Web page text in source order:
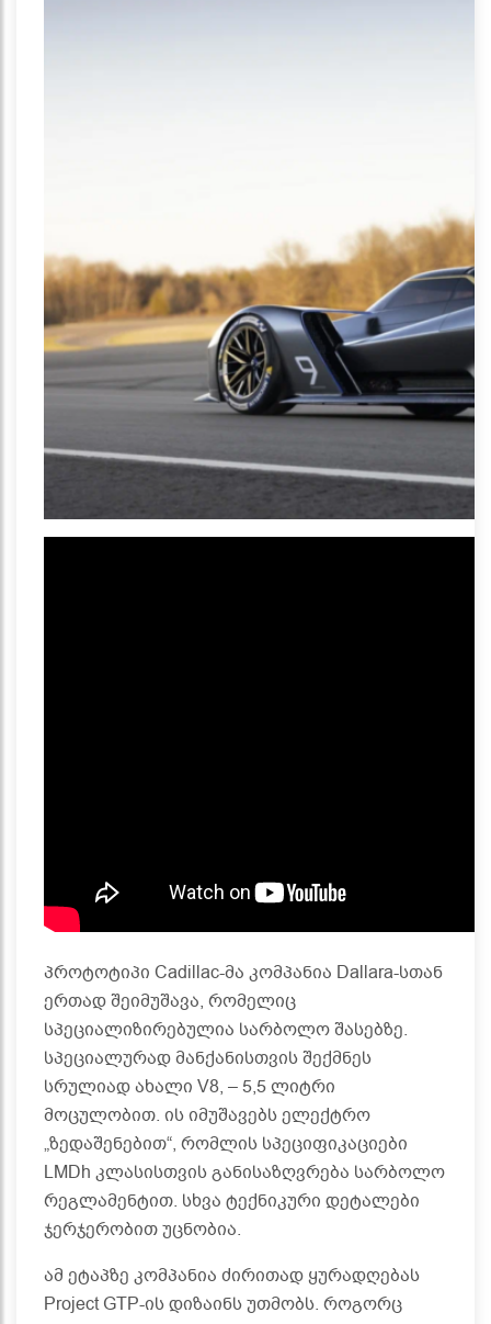
პროტოტიპი Cadillac-მა კომპანია Dallara-სთან
ერთად შეიმუშავა, რომელიც
სპეციალიზირებულია სარბოლო შასებზე.
სპეციალურად მანქანისთვის შექმნეს
სრულიად ახალი V8, – 5,5 ლიტრი
მოცულობით. ის იმუშავებს ელექტრო
„ზედაშენებით“, რომლის სპეციფიკაციები
LMDh კლასისთვის განისაზღვრება სარბოლო
რეგლამენტით. სხვა ტექნიკური დეტალები
ჯერჯერობით უცნობია.
ამ ეტაპზე კომპანია ძირითად ყურადღებას
Project GTP-ის დიზაინს უთმობს. როგორც